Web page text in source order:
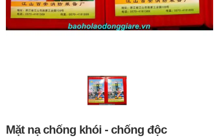
Mặt nạ chống khói - chống độc